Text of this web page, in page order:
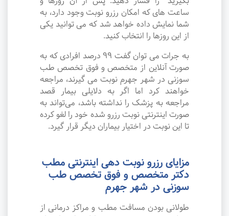
ساعت های که امکان رزرو نوبت وجود دارد، به
شما نمایش داده خواهد شد که می توانید یکی
از این روزها را انتخاب کنید.
به جرات می‌ توان گفت ۹۹ درصد افرادی که به
صورت آنلاین از متخصص و فوق تخصص طب
سوزنی در شهر جهرم نوبت می گیرند، مراجعه
خواهند کرد اما اگر به دلایلی بیمار قصد
مراجعه به پزشک را نداشته باشد، می‌تواند به
صورت اینترنتی نوبت رزرو شده خود را لغو کرده
تا این نوبت در اختیار بیماران دیگر قرار گیرد.
مزایای رزرو نوبت دهی اینترنتی مطب
دکتر متخصص و فوق تخصص طب
سوزنی در شهر جهرم
طولانی بودن مسافت مطب و مراکز درمانی از